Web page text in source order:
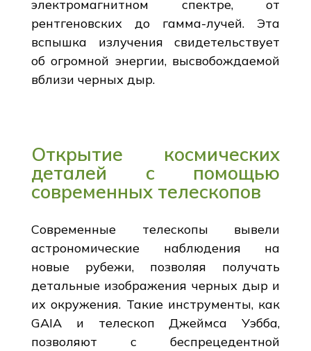
электромагнитном спектре, от
рентгеновских до гамма-лучей. Эта
вспышка излучения свидетельствует
об огромной энергии, высвобождаемой
вблизи черных дыр.
Открытие космических
деталей с помощью
современных телескопов
Современные телескопы вывели
астрономические наблюдения на
новые рубежи, позволяя получать
детальные изображения черных дыр и
их окружения. Такие инструменты, как
GAIA и телескоп Джеймса Уэбба,
позволяют с беспрецедентной